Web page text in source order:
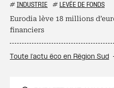
# INDUSTRIE # LEVÉE DE FONDS
Eurodia lève 18 millions
financiers
Toute l’actu éco en Région Sud